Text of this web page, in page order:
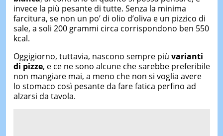
invece la più pesante di tutte. Senza la minima
farcitura, se non un po’ di olio d’oliva e un pizzico di
sale, a soli 200 grammi circa corrispondono ben 550
kcal.
Oggigiorno, tuttavia, nascono sempre più varianti
di pizze, e ce ne sono alcune che sarebbe preferibile
non mangiare mai, a meno che non si voglia avere
lo stomaco così pesante da fare fatica perfino ad
alzarsi da tavola.